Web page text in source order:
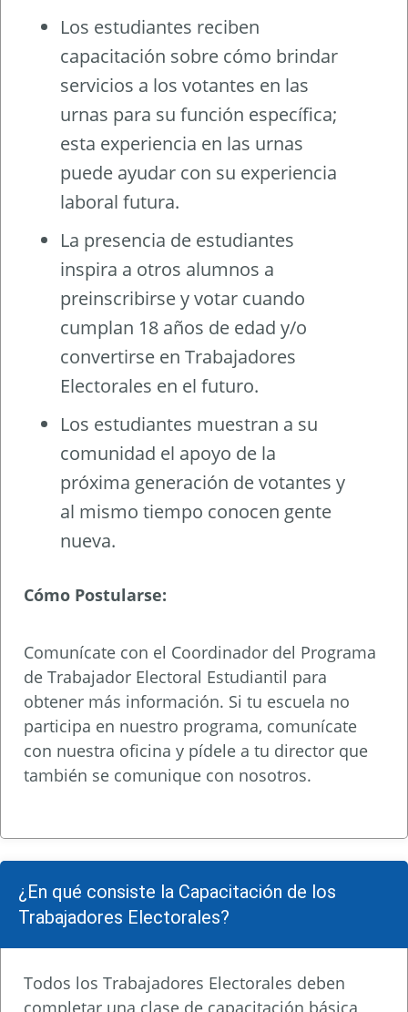
Los estudiantes reciben
capacitación sobre cómo brindar
servicios a los votantes en las
urnas para su función específica;
esta experiencia en las urnas
puede ayudar con su experiencia
laboral futura.
La presencia de estudiantes
inspira a otros alumnos a
preinscribirse y votar cuando
cumplan 18 años de edad y/o
convertirse en Trabajadores
Electorales en el futuro.
Los estudiantes muestran a su
comunidad el apoyo de la
próxima generación de votantes y
al mismo tiempo conocen gente
nueva.
Cómo Postularse:
Comunícate con el Coordinador del Programa
de Trabajador Electoral Estudiantil para
obtener más información. Si tu escuela no
participa en nuestro programa, comunícate
con nuestra oficina y pídele a tu director que
también se comunique con nosotros.
¿En qué consiste la Capacitación de los
Trabajadores Electorales?
Todos los Trabajadores Electorales deben
completar una clase de capacitación básica